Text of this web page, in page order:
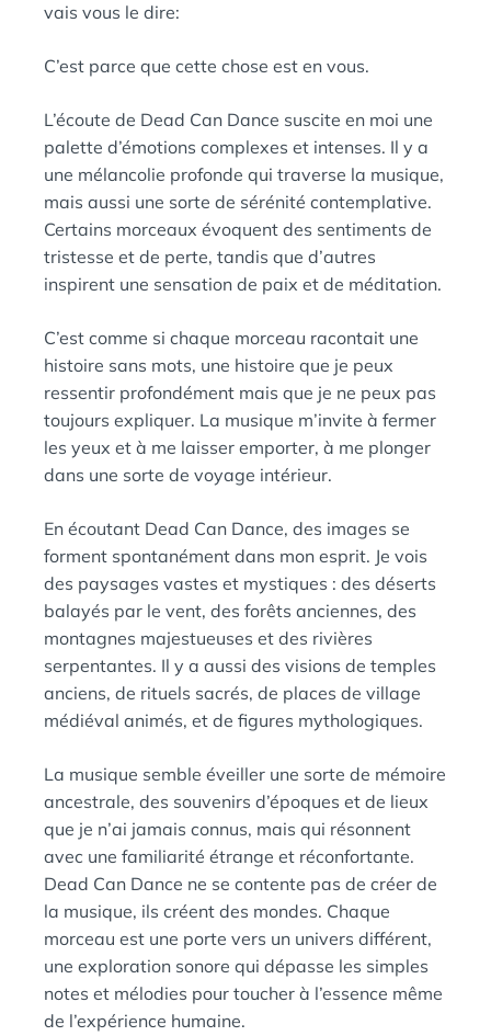
vais vous le dire:
C’est parce que cette chose est en vous.
L’écoute de Dead Can Dance suscite en moi une
palette d’émotions complexes et intenses. Il y a
une mélancolie profonde qui traverse la musique,
mais aussi une sorte de sérénité contemplative.
Certains morceaux évoquent des sentiments de
tristesse et de perte, tandis que d’autres
inspirent une sensation de paix et de méditation.
C’est comme si chaque morceau racontait une
histoire sans mots, une histoire que je peux
ressentir profondément mais que je ne peux pas
toujours expliquer. La musique m’invite à fermer
les yeux et à me laisser emporter, à me plonger
dans une sorte de voyage intérieur.
En écoutant Dead Can Dance, des images se
forment spontanément dans mon esprit. Je vois
des paysages vastes et mystiques : des déserts
balayés par le vent, des forêts anciennes, des
montagnes majestueuses et des rivières
serpentantes. Il y a aussi des visions de temples
anciens, de rituels sacrés, de places de village
médiéval animés, et de figures mythologiques.
La musique semble éveiller une sorte de mémoire
ancestrale, des souvenirs d’époques et de lieux
que je n’ai jamais connus, mais qui résonnent
avec une familiarité étrange et réconfortante.
Dead Can Dance ne se contente pas de créer de
la musique, ils créent des mondes. Chaque
morceau est une porte vers un univers différent,
une exploration sonore qui dépasse les simples
notes et mélodies pour toucher à l’essence même
de l’expérience humaine.